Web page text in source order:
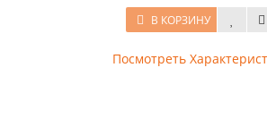
В КОРЗИНУ
Посмотреть